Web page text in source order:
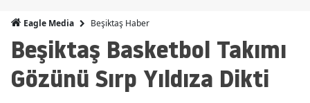
Eagle Media Beşiktaş Haber
Beşiktaş Basketbol Takımı
Gözünü Sırp Yıldıza Dikti